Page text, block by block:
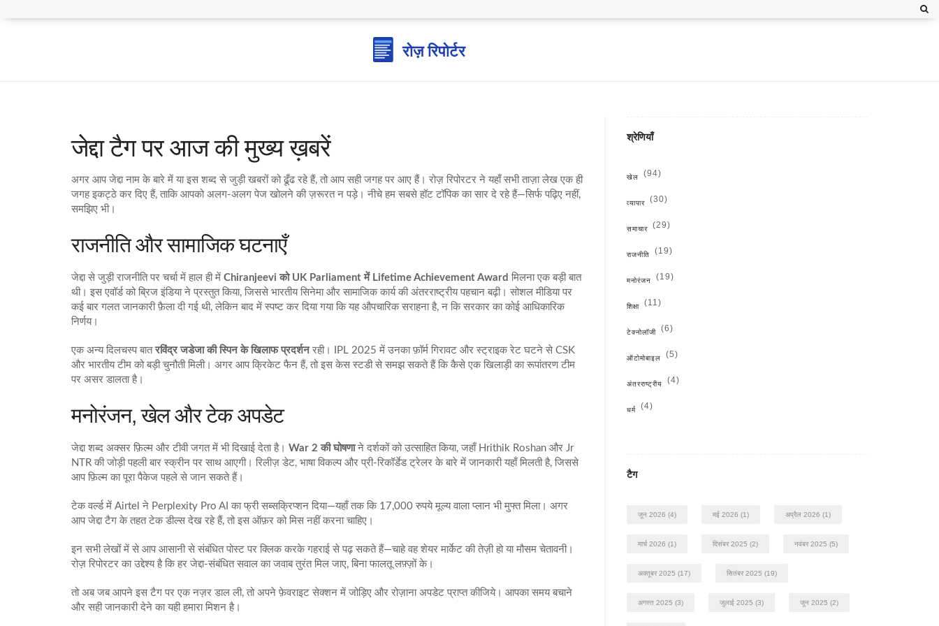
जेद्दा टैग पर आज की मुख्य ख़बरें
अगर आप जेद्दा नाम के बारे में या इस शब्द से जुड़ी खबरों को ढूँढ रहे हैं, तो आप सही जगह पर आए हैं। रोज़ रिपोरटर ने यहाँ सभी ताज़ा लेख एक ही
जगह इकट्ठे कर दिए हैं, ताकि आपको अलग‑अलग पेज खोलने की ज़रूरत न पड़े। नीचे हम सबसे हॉट टॉपिक का सार दे रहे हैं—सिर्फ पढ़िए नहीं,
समझिए भी।
राजनीति और सामाजिक घटनाएँ
जेद्दा से जुड़ी राजनीति पर चर्चा में हाल ही में Chiranjeevi को UK Parliament में Lifetime Achievement Award मिलना एक बड़ी बात
थी। इस एवॉर्ड को ब्रिज इंडिया ने प्रस्तुत किया, जिससे भारतीय सिनेमा और सामाजिक कार्य की अंतरराष्ट्रीय पहचान बढ़ी। सोशल मीडिया पर
कई बार गलत जानकारी फ़ैला दी गई थी, लेकिन बाद में स्पष्ट कर दिया गया कि यह औपचारिक सराहना है, न कि सरकार का कोई आधिकारिक
निर्णय।
एक अन्य दिलचस्प बात रविंद्र जडेजा की स्पिन के खिलाफ प्रदर्शनरही। IPL 2025 में उनका फ़ॉर्म गिरावट और स्ट्राइक रेट घटने से CSK
और भारतीय टीम को बड़ी चुनौती मिली। अगर आप क्रिकेट फैन हैं, तो इस केस स्टडी से समझ सकते हैं कि कैसे एक खिलाड़ी का रूपांतरण टीम
पर असर डालता है।
मनोरंजन, खेल और टेक अपडेट
जेद्दा शब्द अक्सर फ़िल्म और टीवी जगत में भी दिखाई देता है। War 2 की घोषणाने दर्शकों को उत्साहित किया, जहाँ Hrithik Roshan और Jr
NTR की जोड़ी पहली बार स्क्रीन पर साथ आएगी। रिलीज़ डेट, भाषा विकल्प और प्री‑रिकॉर्डेड ट्रेलर के बारे में जानकारी यहाँ मिलती है, जिससे
आप फ़िल्म का पूरा पैकेज पहले से जान सकते हैं।
टेक वर्ल्ड में Airtel ने Perplexity Pro AI का फ्री सब्सक्रिप्शन दिया—यहाँ तक कि 17,000 रुपये मूल्य वाला प्लान भी मुफ्त मिला। अगर
आप जेद्दा टैग के तहत टेक डील्स देख रहे हैं, तो इस ऑफ़र को मिस नहीं करना चाहिए।
इन सभी लेखों में से आप आसानी से संबंधित पोस्ट पर क्लिक करके गहराई से पढ़ सकते हैं—चाहे वह शेयर मार्केट की तेज़ी हो या मौसम चेतावनी।
रोज़ रिपोरटर का उद्देश्य है कि हर जेद्दा‑संबंधित सवाल का जवाब तुरंत मिल जाए, बिना फालतू लफ़्ज़ों के।
तो अब जब आपने इस टैग पर एक नज़र डाल ली, तो अपने फ़ेवराइट सेक्शन में जोड़िए और रोज़ाना अपडेट प्राप्त कीजिये। आपका समय बचाने
और सही जानकारी देने का यही हमारा मिशन है।
श्रेणियाँ
खेल (94)
व्यापार (30)
समाचार (29)
राजनीति (19)
मनोरंजन (19)
शिक्षा (11)
टेक्नोलॉजी (6)
ऑटोमोबाइल (5)
अंतरराष्ट्रीय (4)
धर्म (4)
टैग
जून 2026 (4) मई 2026 (1) अप्रैल 2026 (1)
मार्च 2026 (1) दिसंबर 2025 (2) नवंबर 2025 (5)
अक्तूबर 2025 (17) सितंबर 2025 (19)
अगस्त 2025 (3) जुलाई 2025 (3) जून 2025 (2)